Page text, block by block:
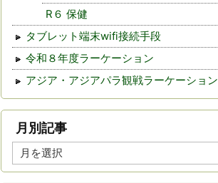
R６ 保健
タブレット端末wifi接続手段
令和８年度ラーケーション
アジア・アジアパラ観戦ラーケーション
月別記事
月
別